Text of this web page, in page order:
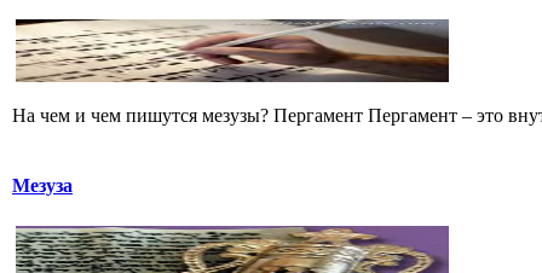
На чем и чем пишутся мезузы? Пергамент Пергамент – это
Мезуза